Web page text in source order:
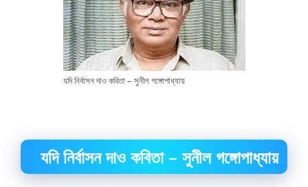
যদি নির্বাসন দাও কবিতা – সুনীল গঙ্গোপাধ্যায়
যদি নির্বাসন দাও কবিতা – সুনীল গঙ্গোপাধ্যায়